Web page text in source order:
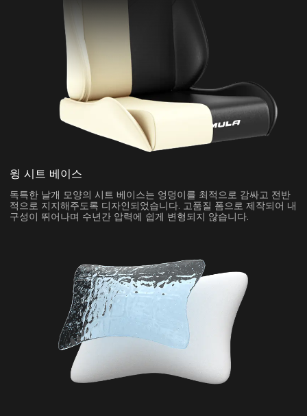
윙 시트 베이스
독특한 날개 모양의 시트 베이스는 엉덩이를 최적으로 감싸고 전반
적으로 지지해주도록 디자인되었습니다. 고품질 폼으로 제작되어 내
구성이 뛰어나며 수년간 압력에 쉽게 변형되지 않습니다.